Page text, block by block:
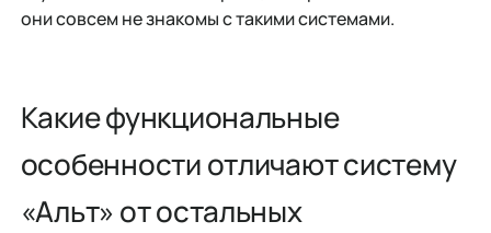
они совсем не знакомы с такими системами.
Какие функциональные
особенности отличают систему
«Альт» от остальных